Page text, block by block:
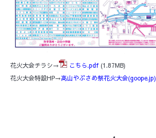
花火大会チラシ→ こちら.pdf (1.87MB)
花火大会特設HP→高山やぶさめ祭花火大会(goope.jp)